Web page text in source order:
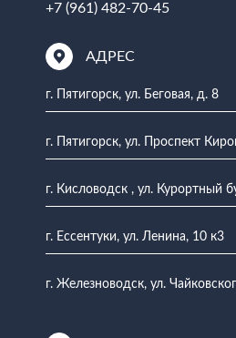
+7 (961) 482-70-45
АДРЕС
г. Пятигорск, ул. Беговая, д. 8
г. Пятигорск, ул. Проспект
г. Кисловодск , ул. Курортный
г. Ессентуки, ул. Ленина, 10 к3
г. Железноводск, ул.